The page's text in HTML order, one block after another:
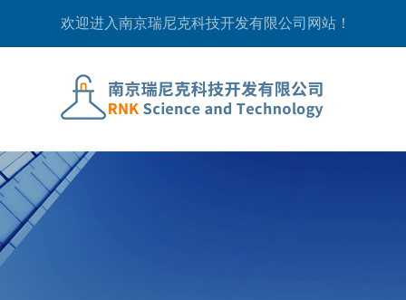
欢迎进入南京瑞尼克科技开发有限公司网站！